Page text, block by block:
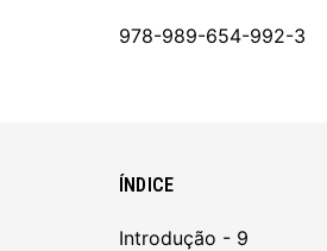
978-989-654-992-3
ÍNDICE
Introdução - 9